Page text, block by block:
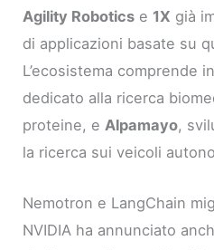
Agility Robotics e 1X già
di applicazioni basate su
L’ecosistema comprende
dedicato alla ricerca
proteine, e Alpamayo,
la ricerca sui veicoli
Nemotron e LangChain
NVIDIA ha annunciato